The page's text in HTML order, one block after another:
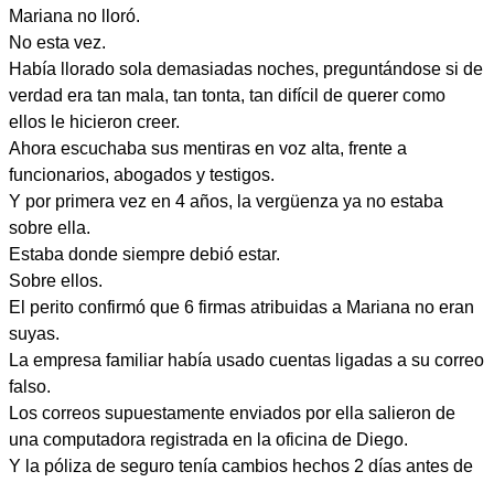
Mariana no lloró.
No esta vez.
Había llorado sola demasiadas noches, preguntándose si de
verdad era tan mala, tan tonta, tan difícil de querer como
ellos le hicieron creer.
Ahora escuchaba sus mentiras en voz alta, frente a
funcionarios, abogados y testigos.
Y por primera vez en 4 años, la vergüenza ya no estaba
sobre ella.
Estaba donde siempre debió estar.
Sobre ellos.
El perito confirmó que 6 firmas atribuidas a Mariana no eran
suyas.
La empresa familiar había usado cuentas ligadas a su correo
falso.
Los correos supuestamente enviados por ella salieron de
una computadora registrada en la oficina de Diego.
Y la póliza de seguro tenía cambios hechos 2 días antes de